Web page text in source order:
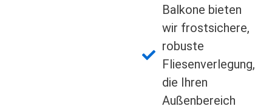
Balkone bieten
wir frostsichere,
robuste
Fliesenverlegung,
die Ihren
Außenbereich